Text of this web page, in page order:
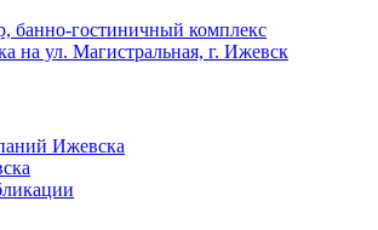
банно-гостиничный комплекс
на ул. Магистральная, г. Ижевск
Ижевска